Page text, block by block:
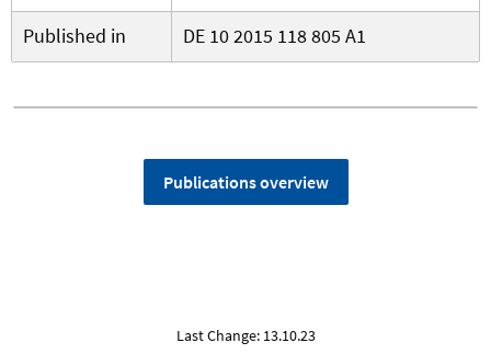
Published in
DE 10 2015 118 805 A1
Publications overview
Last Change: 13.10.23